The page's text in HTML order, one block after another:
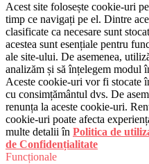
Acest site folosește cookie-uri
timp ce navigați pe el. Dintre
clasificate ca necesare sunt
acestea sunt esențiale pentru
ale site-ului. De asemenea,
analizăm și să înțelegem modul
Aceste cookie-uri vor fi stocate
cu consimțământul dvs. De
renunța la aceste cookie-uri.
cookie-uri poate afecta
multe detalii în Politica de
de Confidențialitate
Funcționale